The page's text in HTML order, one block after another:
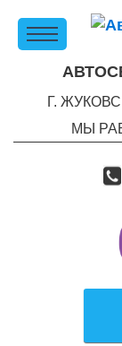
Г.
МЫ